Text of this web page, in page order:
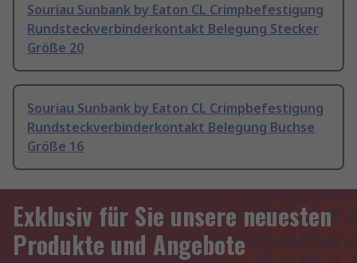
Souriau Sunbank by Eaton CL Crimpbefestigung
Rundsteckverbinderkontakt Belegung Stecker
Größe 20
Souriau Sunbank by Eaton CL Crimpbefestigung
Rundsteckverbinderkontakt Belegung Buchse
Größe 16
Exklusiv für Sie unsere neuesten
Produkte und Angebote